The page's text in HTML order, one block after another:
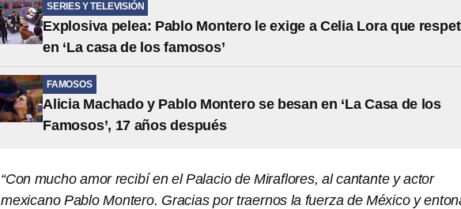
SERIES Y TELEVISIÓN
Explosiva pelea: Pablo Montero le exige a Celia Lora que
en ‘La casa de los famosos’
FAMOSOS
Alicia Machado y Pablo Montero se besan en ‘La Casa de los
Famosos’, 17 años después
“Con mucho amor recibí en el Palacio de Miraflores, al cantante y actor
mexicano Pablo Montero. Gracias por traernos la fuerza de México y